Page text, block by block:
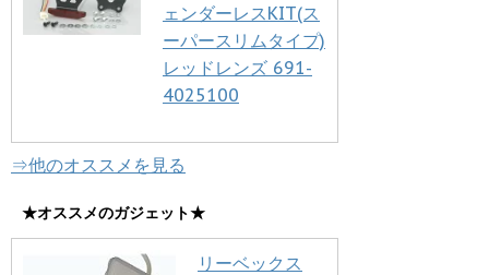
ェンダーレスKIT(ス
ーパースリムタイプ)
レッドレンズ 691-
4025100
⇒他のオススメを見る
★オススメのガジェット★
リーベックス